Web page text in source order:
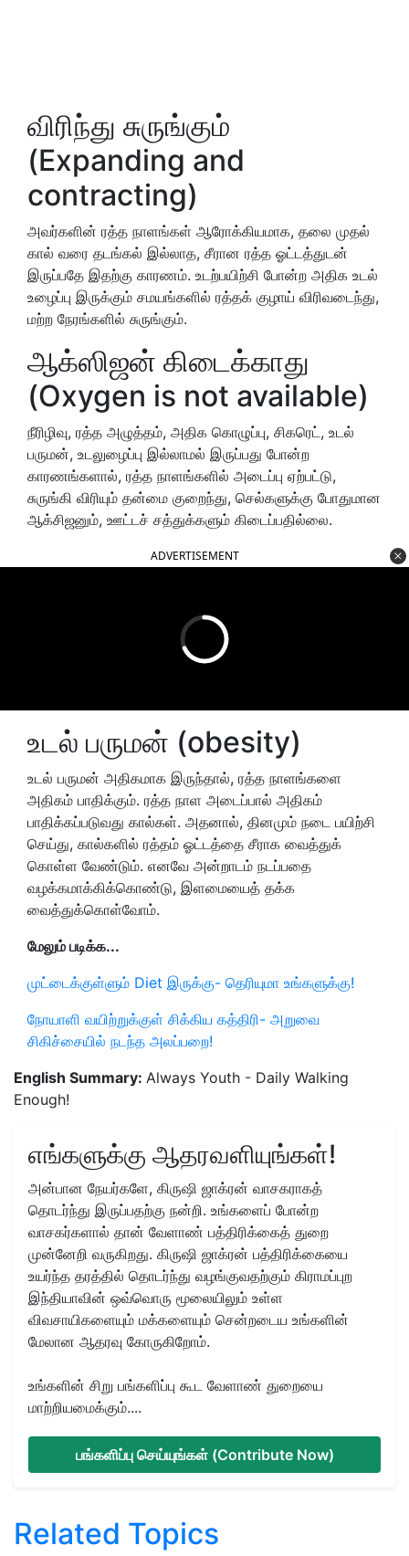
விரிந்து சுருங்கும்
(Expanding and
contracting)
அவர்களின் ரத்த நாளங்கள் ஆரோக்கியமாக, தலை முதல்
கால் வரை தடங்கல் இல்லாத, சீரான ரத்த ஓட்டத்துடன்
இருப்பதே இதற்கு காரணம். உடற்பயிற்சி போன்ற அதிக உடல்
உழைப்பு இருக்கும் சமயங்களில் ரத்தக் குழாய் விரிவடைந்து,
மற்ற நேரங்களில் சுருங்கும்.
ஆக்ஸிஜன் கிடைக்காது
(Oxygen is not available)
நீரிழிவு, ரத்த அழுத்தம், அதிக கொழுப்பு, சிகரெட், உடல்
பருமன், உடலுழைப்பு இல்லாமல் இருப்பது போன்ற
காரணங்களால், ரத்த நாளங்களில் அடைப்பு ஏற்பட்டு,
சுருங்கி விரியும் தன்மை குறைந்து, செல்களுக்கு போதுமான
ஆக்சிஜனும், ஊட்டச் சத்துக்களும் கிடைப்பதில்லை.
ADVERTISEMENT
உடல் பருமன் (obesity)
உடல் பருமன் அதிகமாக இருந்தால், ரத்த நாளங்களை
அதிகம் பாதிக்கும். ரத்த நாள அடைப்பால் அதிகம்
பாதிக்கப்படுவது கால்கள். அதனால், தினமும் நடை பயிற்சி
செய்து, கால்களில் ரத்தம் ஓட்டத்தை சீராக வைத்துக்
கொள்ள வேண்டும். எனவே அன்றாடம் நடப்பதை
வழக்கமாக்கிக்கொண்டு, இளமையைத் தக்க
வைத்துக்கொள்வோம்.
மேலும் படிக்க...
முட்டைக்குள்ளும் Diet இருக்கு- தெரியுமா உங்களுக்கு!
நோயாளி வயிற்றுக்குள் சிக்கிய கத்திரி- அறுவை
சிகிச்சையில் நடந்த அலப்பறை!
English Summary: Always Youth - Daily Walking
Enough!
எங்களுக்கு ஆதரவளியுங்கள்!
அன்பான நேயர்களே, கிருஷி ஜாக்ரன் வாசகராகத்
தொடர்ந்து இருப்பதற்கு நன்றி. உங்களைப் போன்ற
வாசகர்களால் தான் வேளாண் பத்திரிக்கைத் துறை
முன்னேறி வருகிறது. கிருஷி ஜாக்ரன் பத்திரிக்கையை
உயர்ந்த தரத்தில் தொடர்ந்து வழங்குவதற்கும் கிராமப்புற
இந்தியாவின் ஒவ்வொரு மூலையிலும் உள்ள
விவசாயிகளையும் மக்களையும் சென்றடைய உங்களின்
மேலான ஆதரவு கோருகிறோம்.
உங்களின் சிறு பங்களிப்பு கூட வேளாண் துறையை
மாற்றியமைக்கும்....
பங்களிப்பு செய்யுங்கள் (Contribute Now)
Related Topics